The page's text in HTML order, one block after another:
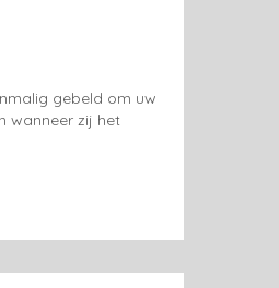
gebeld om uw
wanneer zij het